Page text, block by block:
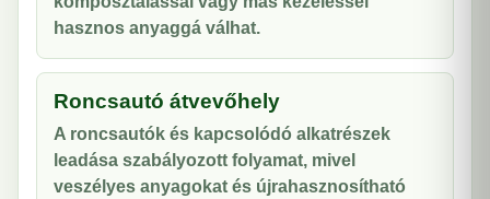
hasznos anyaggá válhat.
Roncsautó átvevőhely
A roncsautók és kapcsolódó alkatrészek
leadása szabályozott folyamat, mivel
veszélyes anyagokat és újrahasznosítható